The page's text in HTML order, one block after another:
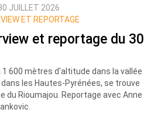
discussion par email
JUILLET 2026
ET REPORTAGE
et reportage du 30
1 600 mètres d'altitude dans la vallée
dans les Hautes-Pyrénées, se trouve
du Rioumajou. Reportage avec Anne